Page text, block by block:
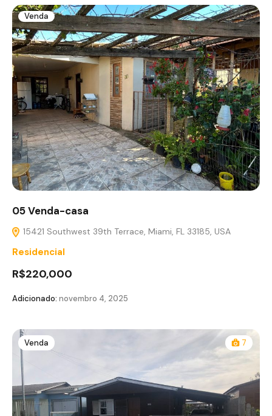
Venda
05 Venda-casa
15421 Southwest 39th Terrace, Miami, FL 33185, USA
Residencial
R$220,000
Adicionado: novembro 4, 2025
Venda 7